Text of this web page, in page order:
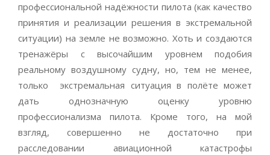
профессиональной надёжности пилота (как качество
принятия и реализации решения в экстремальной
ситуации) на земле не возможно. Хоть и создаются
тренажёры с высочайшим уровнем подобия
реальному воздушному судну, но, тем не менее,
только экстремальная ситуация в полёте может
дать однозначную оценку уровню
профессионализма пилота. Кроме того, на мой
взгляд, совершенно не достаточно при
расследовании авиационной катастрофы